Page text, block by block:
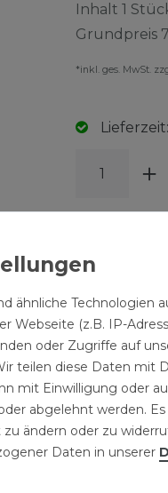
Inhalt 1
Grundpreis
*inkl. ges. MwSt.
Cap Light
LEDs
ähnliche Technologien
Webseite (z.B. IP-
oder Zugriffe auf
teilen diese Daten mit
mit Einwilligung oder
abgelehnt werden.
ändern oder zu
Daten in unserer